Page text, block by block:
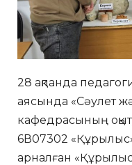
28 ақпанда
аясында «Сәулет
кафедрасының
6В07302
арналған